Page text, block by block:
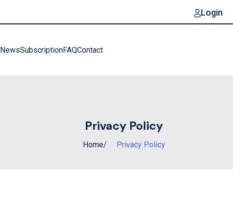
Login
NewsSubscriptionFAQContact
Privacy Policy
Home Privacy Policy